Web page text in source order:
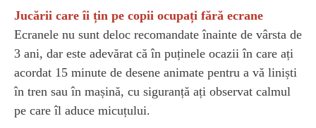
Jucării care îi țin pe copii ocupați fără ecrane
Ecranele nu sunt deloc recomandate înainte de vârsta de
3 ani, dar este adevărat că în puținele ocazii în care ați
acordat 15 minute de desene animate pentru a vă liniști
în tren sau în mașină, cu siguranță ați observat calmul
pe care îl aduce micuțului.